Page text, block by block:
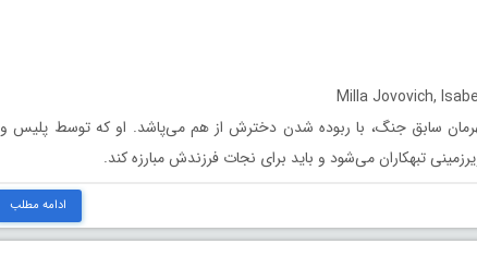
سابق جنگ، با ربوده شدن دخترش از هم می‌پاشد. او که توسط پلیس و
تبهکاران می‌شود و باید برای نجات فرزندش مبارزه کند.
ادامه مطلب